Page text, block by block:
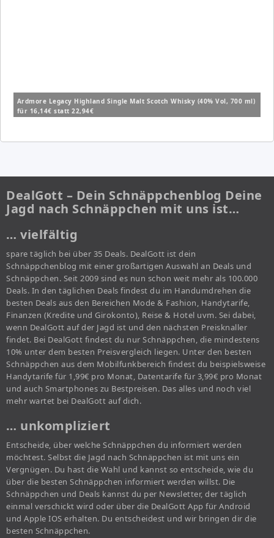
Ardmore Legacy Highland Single Malt Scotch Whisky (40% Vol, 700 ml)
für 16,14€ statt 22,94€
DealGott – Dein Schnäppchenblog Deine
Jagd nach Schnäppchen mit uns ist…
… vielfältig
spare täglich bei über 35 Deals. DealGott ist dein
Schnäppchenblog mit einer großartigen Auswahl an Deals und
Schnäppchen. Seit 2009 sind es nun schon weit mehr als 100.000
Deals. In den täglichen Deals findest du im Handumdrehen die
besten Deals aus den Bereichen Mode & Fashion, Handytarife,
Finanzen (Kredite und Girokonto), Reise & Hotel uvm. Sei dabei,
wenn DealGott auf der Jagd ist und den nächsten Preisknaller
findet. Bei DealGott findest du nur Schnäppchen, die mindestens
10% unter dem besten Preisvergleich liegen. Unter den besten
Schnäppchen aus dem Mobilfunkbereich findest du beispielsweise
Handytarife für 1,99€ pro Monat, Datentarife für 3,99€ pro Monat
und auch Smartphones zu Bestpreisen. Das alles und noch viel
mehr wartet bei DealGott auf dich.
… unkompliziert
Entscheide, über welche Schnäppchen du informiert werden
möchtest. Selbst die Jagd nach Schnäppchen ist mit uns ein
Vergnügen. Du hast die Wahl und kannst so entscheide, wie du
über die besten Schnäppchen informiert werden willst. Die
Schnäppchen und Deals kannst du per Newsletter, der täglich
einmal verschickt wird oder über die DealGott App für Android
und Apple IOS erhalten. Du entscheidest und wir bringen dir die
besten Schnäppchen.